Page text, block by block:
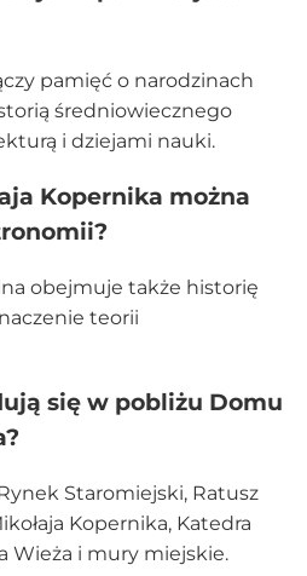
pamięć o narodzinach
średniowiecznego
i dziejami nauki.
Kopernika można
obejmuje także historię
teorii
się w pobliżu Domu
Staromiejski, Ratusz
Kopernika, Katedra
Wieża i mury miejskie.